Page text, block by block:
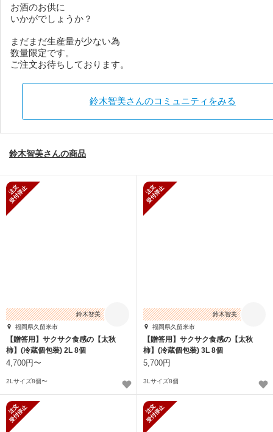
お酒のお供に
いかがでしょうか？
まだまだ生産量が少ない為
数量限定です。
ご注文お待ちしております。
鈴木智美さんのコミュニティをみる
鈴木智美さんの商品
鈴木智美
福岡県久留米市
【贈答用】サクサク食感の【太秋
柿】(冷蔵個包装) 2L 8個
4,700円〜
2Lサイズ8個〜
鈴木智美
福岡県久留米市
【贈答用】サクサク食感の【太秋
柿】(冷蔵個包装) 3L 8個
5,700円
3Lサイズ8個